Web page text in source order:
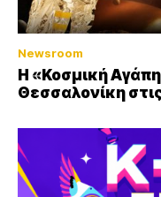
Newsroom
Η «Κοσμική
Θεσσαλονίκη